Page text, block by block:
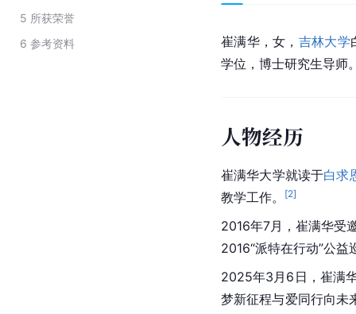
5 所获荣誉
6 参考资料 崔满华，女， 吉林大学
学位，博士研究生导师
人物经历
崔满华大学就读于白求
教学工作。
[2]
2016年7月，崔满华受
2016“派特在行动”公
2025年3月6日，崔满
梦新征程与爱同行向未